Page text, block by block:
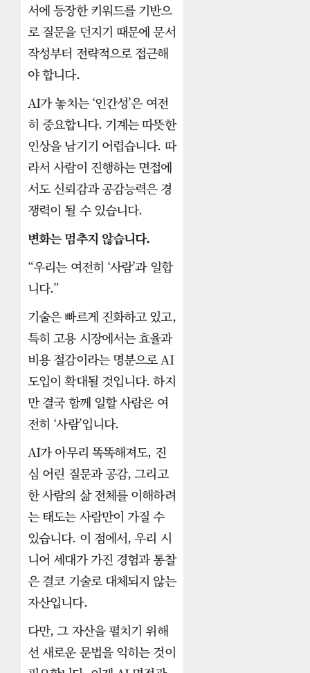
서에 등장한 키워드를 기반으
로 질문을 던지기 때문에 문서
작성부터 전략적으로 접근해
야 합니다.
AI가 놓치는 ‘인간성’은 여전
히 중요합니다. 기계는 따뜻한
인상을 남기기 어렵습니다. 따
라서 사람이 진행하는 면접에
서도 신뢰감과 공감능력은 경
쟁력이 될 수 있습니다.
변화는 멈추지 않습니다.
“우리는 여전히 ‘사람’과 일합
니다.”
기술은 빠르게 진화하고 있고,
특히 고용 시장에서는 효율과
비용 절감이라는 명분으로 AI
도입이 확대될 것입니다. 하지
만 결국 함께 일할 사람은 여
전히 ‘사람’입니다.
AI가 아무리 똑똑해져도, 진
심 어린 질문과 공감, 그리고
한 사람의 삶 전체를 이해하려
는 태도는 사람만이 가질 수
있습니다. 이 점에서, 우리 시
니어 세대가 가진 경험과 통찰
은 결코 기술로 대체되지 않는
자산입니다.
다만, 그 자산을 펼치기 위해
선 새로운 문법을 익히는 것이